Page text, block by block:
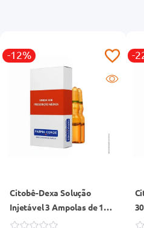
-12%
Citobê-Dexa Solução
Injetável 3 Ampolas de 1ml
+ 3 Ampolas de 2ml
-